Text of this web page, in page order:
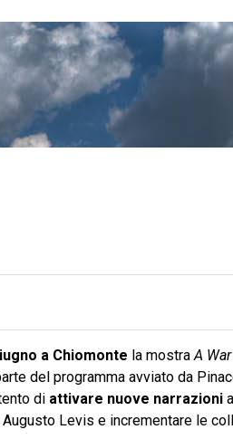
a Chiomonte la mostra A
del programma avviato da
di attivare nuove narrazioni
Levis e incrementare le